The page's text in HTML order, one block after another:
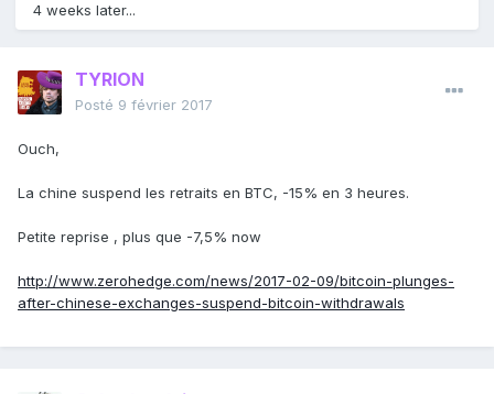
4 weeks later...
TYRION
Posté 9 février 2017
Ouch,
La chine suspend les retraits en BTC, -15% en 3 heures.
Petite reprise , plus que -7,5% now
http://www.zerohedge.com/news/2017-02-09/bitcoin-plunges-
after-chinese-exchanges-suspend-bitcoin-withdrawals